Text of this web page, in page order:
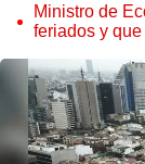
Ministro de
feriados y